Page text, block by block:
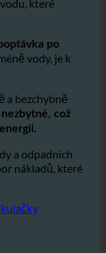
nebo
za vodu, ale
které
po
vody, je k
bezchybně
a odpadních
nákladů, které